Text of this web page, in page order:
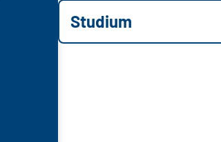
Studium